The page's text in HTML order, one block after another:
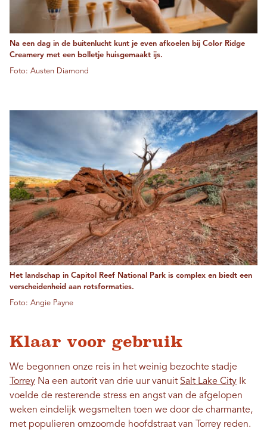
Na een dag in de buitenlucht kunt je even afkoelen bij Color Ridge
Creamery met een bolletje huisgemaakt ijs.
Foto: Austen Diamond
Het landschap in Capitol Reef National Park is complex en biedt een
verscheidenheid aan rotsformaties.
Foto: Angie Payne
Klaar voor gebruik
We begonnen onze reis in het weinig bezochte stadje
Torrey Na een autorit van drie uur vanuit Salt Lake City Ik
voelde de resterende stress en angst van de afgelopen
weken eindelijk wegsmelten toen we door de charmante,
met populieren omzoomde hoofdstraat van Torrey reden.